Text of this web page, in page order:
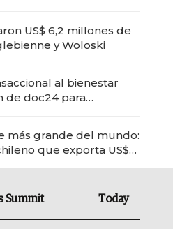
US$ 6,2 millones de
y Woloski
al bienestar
de doc24 para
más grande del mundo:
que exporta US$
Summit Today